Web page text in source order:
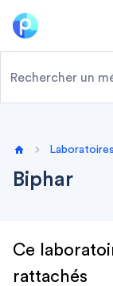
Home
Biphar
Ce
rattachés